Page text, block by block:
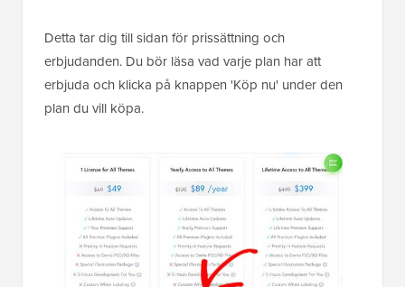
Detta tar dig till sidan för prissättning och
erbjudanden. Du bör läsa vad varje plan har att
erbjuda och klicka på knappen 'Köp nu' under den
plan du vill köpa.